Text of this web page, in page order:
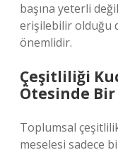
başına yeterli
erişilebilir olduğu
önemlidir.
Çeşitliliği
Ötesinde
Toplumsal
meselesi sadece